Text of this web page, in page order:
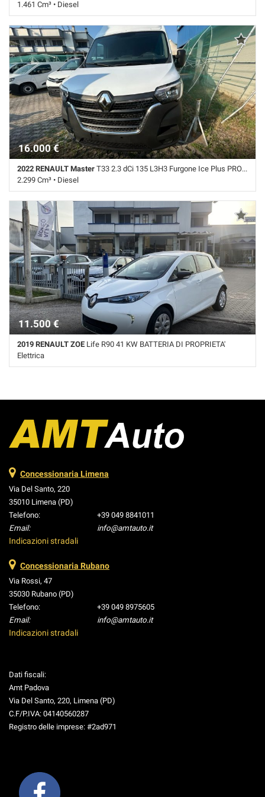
1.461 Cm³ • Diesel
73.000 Km • Cambio Automatico (7) • Grigio metallizzato • 5 Porte •
ABS • Airbag • Airbag laterali • Airbag Passeggero • Airbag testa •
Alzacristalli elettrici • Autoradio • Autoradio digitale • Bluetooth •
Boardcomputer • Bracciolo • Cerchi in lega • Chiusura centralizzata •
Climatizzatore • Controllo trazione • Cruise Control • ESP • Fendinebbia
• Immobilizzatore elettronico • Isofix • Navigatore satellitare touch •
Sensori di parcheggio posteriori • Servosterzo • Navigatore satellitare
• Sound system • Specchietti laterali elettrici • Telecamera per
parcheggio assistito • Vetri oscurati • Vivavoce • Volante in pelle
16.000 €
2022 RENAULT Master T33 2.3 dCi 135 L3H3 Furgone Ice Plus PRONTA CONS.
2.299 Cm³ • Diesel
89.000 Km • Cambio Manuale (6) • Bianco pastello • 4 Porte • ABS •
Airbag • Bracciolo • Chiusura centralizzata • Climatizzatore • Controllo
trazione • Cruise Control • ESP • Fendinebbia • Sensore di luce •
Sensore di pioggia • Sensori di parcheggio posteriori • Servosterzo •
Navigatore satellitare • Specchietti laterali elettrici • Telecamera per
parcheggio assistito
11.500 €
2019 RENAULT ZOE Life R90 41 KW BATTERIA DI PROPRIETA'
Elettrica
Autoradio • Bluetooth • Boardcomputer • Chiusura centralizzata •
Cruise Control • ESP • Immobilizzatore elettronico • Isofix • Limitatore
di velocità • Luci diurne LED • Servosterzo • Servosterzo Elettronico •
Navigatore satellitare • Specchietti laterali elettrici • Start/Stop
Concessionaria Limena
Via Del Santo, 220
35010 Limena (PD)
Telefono:
+39 049 8841011
Email:
info@amtauto.it
Indicazioni stradali
Concessionaria Rubano
Via Rossi, 47
35030 Rubano (PD)
Telefono:
+39 049 8975605
Email:
info@amtauto.it
Indicazioni stradali
Dati fiscali:
Amt Padova
Via Del Santo, 220, Limena (PD)
C.F/P.IVA: 04140560287
Registro delle imprese: #2ad971